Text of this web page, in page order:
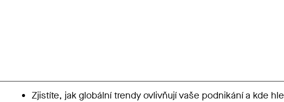
Zjistíte, jak globální trendy ovlivňují vaše podnikání a kde